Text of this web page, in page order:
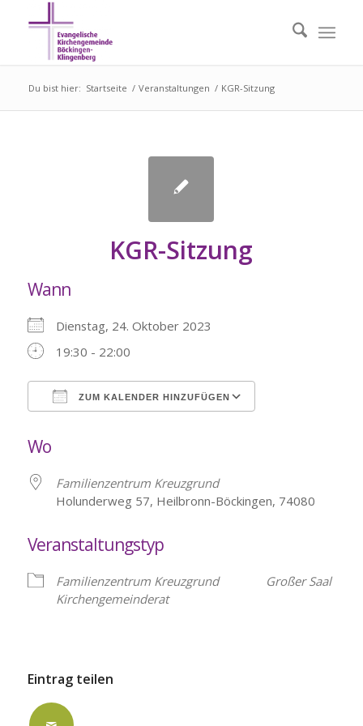
Du bist hier: Startseite / Veranstaltungen / KGR-Sitzung
KGR-Sitzung
Wann
Dienstag, 24. Oktober 2023
19:30 - 22:00
ZUM KALENDER HINZUFÜGEN
Wo
Familienzentrum Kreuzgrund
Holunderweg 57, Heilbronn-Böckingen, 74080
Veranstaltungstyp
Familienzentrum Kreuzgrund
Großer Saal
Kirchengemeinderat
Eintrag teilen